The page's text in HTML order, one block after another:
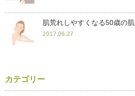
肌荒れしやすくなる50歳の肌
2017.06.27
カテゴリー